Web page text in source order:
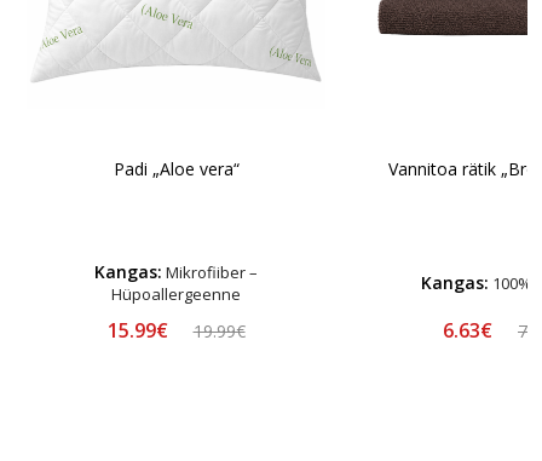
Padi „Aloe vera“
Kangas: Mikrofiiber –
Hüpoallergeenne
15.99€ 19.99€
Vannitoa rätik
Kangas: 100%
6.63€